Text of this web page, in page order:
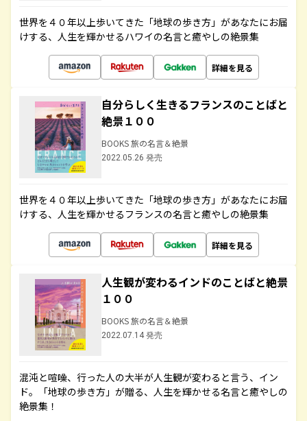
世界を４０年以上歩いてきた「地球の歩き方」があなたにお届
けする、人生を輝かせるハワイの名言と癒やしの絶景集
詳細を見る
自分らしく生きるフランスのことばと
絶景１００
BOOKS 旅の名言＆絶景
2022.05.26 発売
世界を４０年以上歩いてきた「地球の歩き方」があなたにお届
けする、人生を輝かせるフランスの名言と癒やしの絶景集
詳細を見る
人生観が変わるインドのことばと絶景
１００
BOOKS 旅の名言＆絶景
2022.07.14 発売
混沌と喧噪、行った人の大半が人生観が変わると言う、イン
ド。「地球の歩き方」が贈る、人生を輝かせる名言と癒やしの
絶景集！